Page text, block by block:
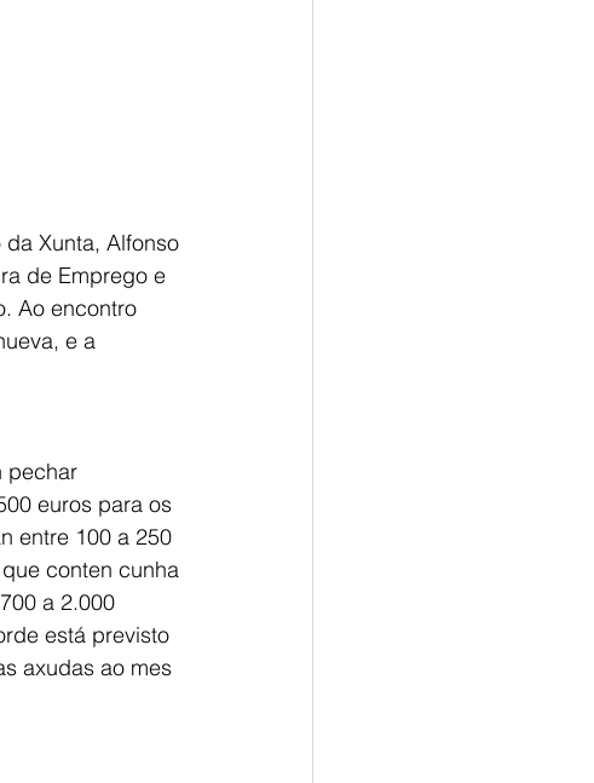
Xunta, Alfonso
de Emprego e
Ao encontro
e a
pechar
euros para os
entre 100 a 250
conten cunha
a 2.000
está previsto
axudas ao mes